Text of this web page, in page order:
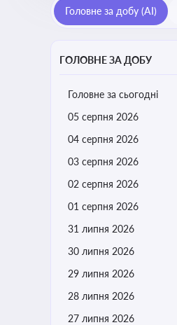
Головне за добу (AI)
ГОЛОВНЕ ЗА ДОБУ
Головне за сьогодні
05 серпня 2026
04 серпня 2026
03 серпня 2026
02 серпня 2026
01 серпня 2026
31 липня 2026
30 липня 2026
29 липня 2026
28 липня 2026
27 липня 2026